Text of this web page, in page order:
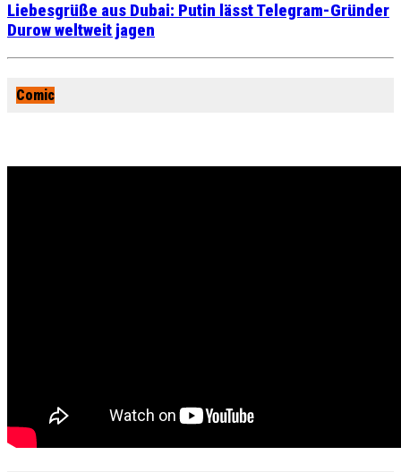
Liebesgrüße aus Dubai: Putin lässt Telegram-Gründer
Durow weltweit jagen
Comic